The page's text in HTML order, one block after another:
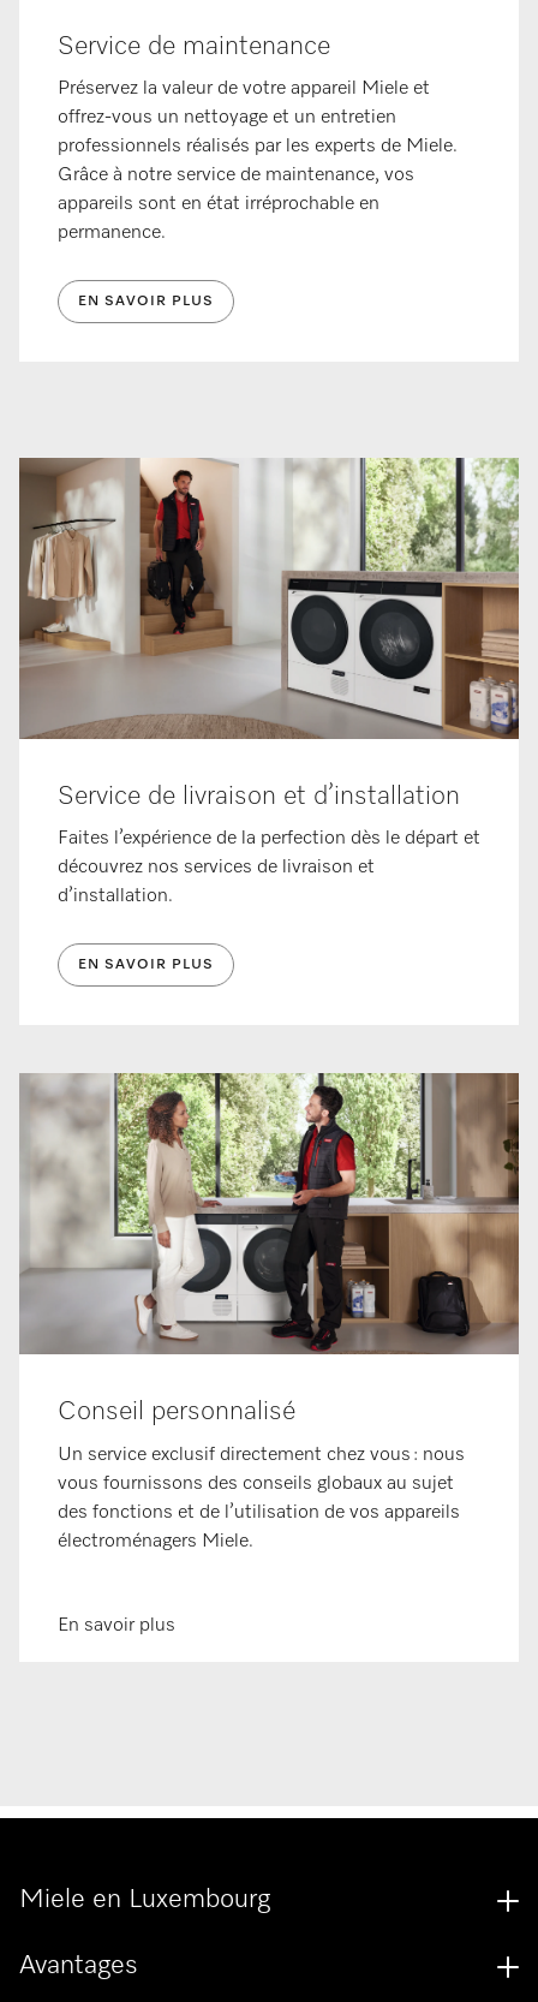
Service de maintenance
Préservez la valeur de votre appareil Miele et
offrez-vous un nettoyage et un entretien
professionnels réalisés par les experts de Miele.
Grâce à notre service de maintenance, vos
appareils sont en état irréprochable en
permanence.
EN SAVOIR PLUS
Service de livraison et d’installation
Faites l’expérience de la perfection dès le départ et
découvrez nos services de livraison et
d’installation.
EN SAVOIR PLUS
Conseil personnalisé
Un service exclusif directement chez vous : nous
vous fournissons des conseils globaux au sujet
des fonctions et de l’utilisation de vos appareils
électroménagers Miele.
En savoir plus
Miele en Luxembourg
Avantages